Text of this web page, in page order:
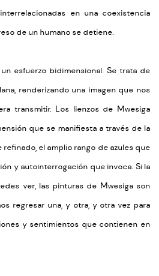
en una coexistencia
de un humano se detiene.
esfuerzo bidimensional. Se trata de
renderizando una imagen que nos
transmitir. Los lienzos de Mwesiga
que se manifiesta a través de la
el amplio rango de azules que
y autointerrogación que invoca. Si la
ver, las pinturas de Mwesiga son
regresar una, y otra, y otra vez para
y sentimientos que contienen en